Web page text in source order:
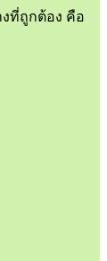
ที่ถูกต้อง คือ